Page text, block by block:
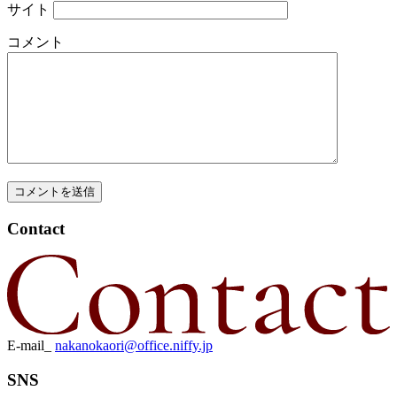
サイト
コメント
Contact
E-mail_ nakanokaori@office.niffy.jp
SNS